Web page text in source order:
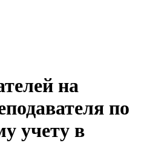
на
по
учету в